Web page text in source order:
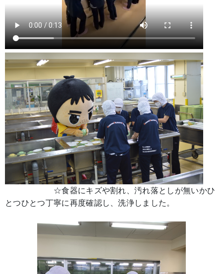
☆食器にキズや割れ、汚れ落としが無いかひ
とつひとつ丁寧に再度確認し、洗浄しました。